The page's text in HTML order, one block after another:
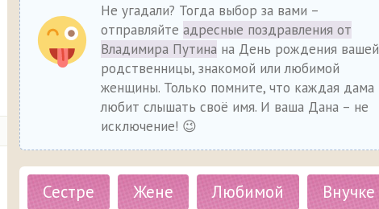
Не угадали? Тогда выбор за вами –
отправляйте адресные поздравления от
Владимира Путина на День рождения вашей
родственницы, знакомой или любимой
женщины. Только помните, что каждая дама
любит слышать своё имя. И ваша Дана – не
исключение! 😉
Сестре Жене Любимой
Внучке